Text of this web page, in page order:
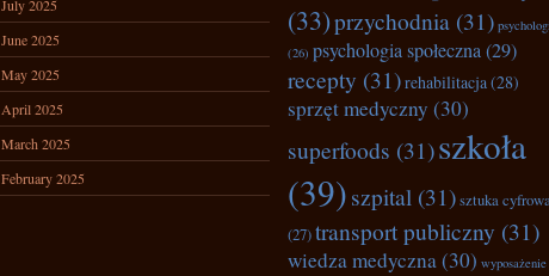
July 2025
June 2025
May 2025
April 2025
March 2025
February 2025
(33)przychodnia (31)
(26) psychologia społeczna(29)
recepty (31)rehabilitacja(28)
sprzęt medyczny (30)
superfoods (31)szkoła
(39)szpital (31)sztuka
(27)transport publiczny (31)
wiedza medyczna(30) wyposażenie